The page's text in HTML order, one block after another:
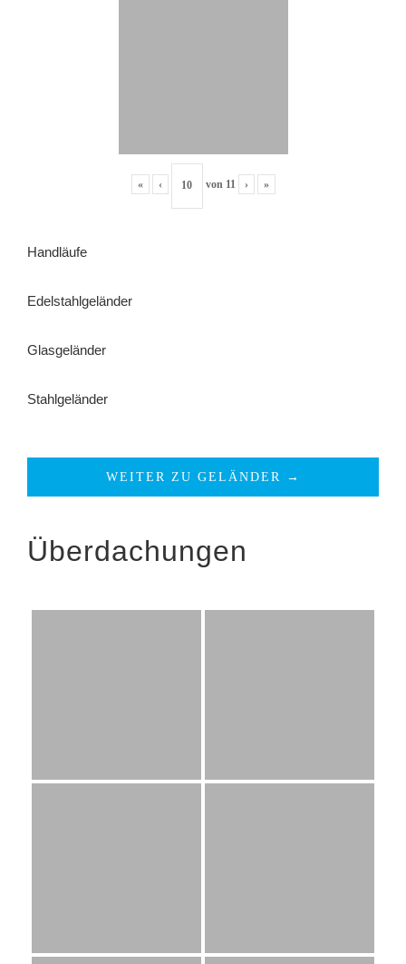
« ‹ von 11 › »
Handläufe
Edelstahlgeländer
Glasgeländer
Stahlgeländer
WEITER ZU GELÄNDER →
Überdachungen